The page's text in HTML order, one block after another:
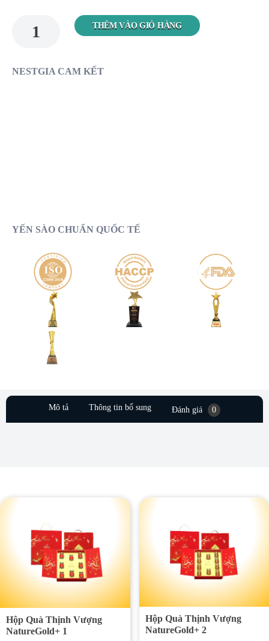
THÊM VÀO GIỎ HÀNG
NESTGIA CAM KẾT
YẾN SÀO CHUẨN QUỐC TẾ
Mô tả Thông tin bổ sung Đánh giá 0
Hộp Quà Thịnh Vượng
NatureGold+ 1
Hộp Quà Thịnh Vượng
NatureGold+ 2